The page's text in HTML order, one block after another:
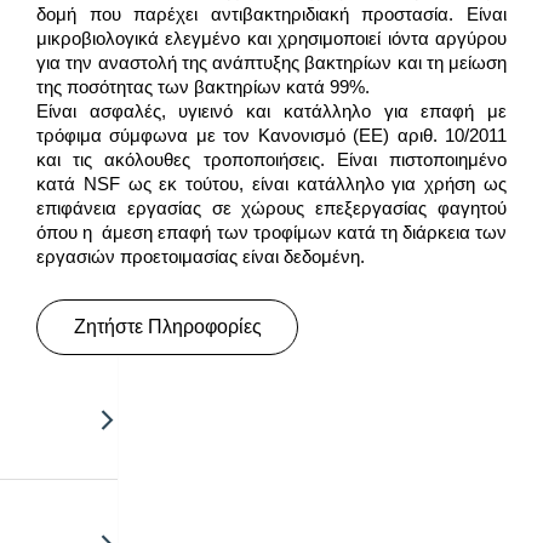
δομή που παρέχει αντιβακτηριδιακή προστασία. Είναι
μικροβιολογικά ελεγμένο και χρησιμοποιεί ιόντα αργύρου
για την αναστολή της ανάπτυξης βακτηρίων και τη μείωση
της ποσότητας των βακτηρίων κατά 99%.
Είναι ασφαλές, υγιεινό και κατάλληλο για επαφή με
τρόφιμα σύμφωνα με τον Κανονισμό (ΕΕ) αριθ. 10/2011
και τις ακόλουθες τροποποιήσεις. Είναι πιστοποιημένο
κατά NSF ως εκ τούτου, είναι κατάλληλο για χρήση ως
επιφάνεια εργασίας σε χώρους επεξεργασίας φαγητού
όπου η άμεση επαφή των τροφίμων κατά τη διάρκεια των
εργασιών προετοιμασίας είναι δεδομένη.
Ζητήστε Πληροφορίες